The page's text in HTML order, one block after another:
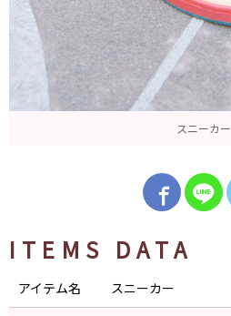
スニーカー
ITEMS DATA
アイテム名 スニーカー